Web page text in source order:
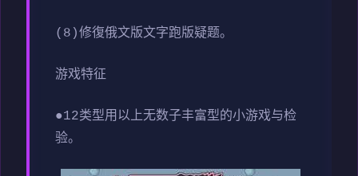
(8)修復俄文版文字跑版疑题。
游戏特征
●12类型用以上无数子丰富型的小游戏与检
验。